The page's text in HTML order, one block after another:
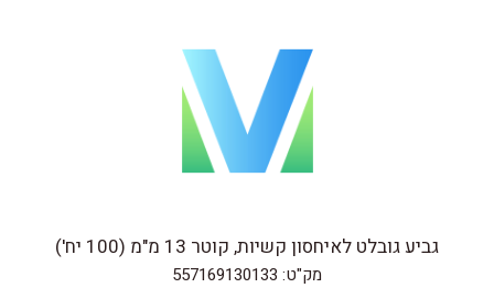
גביע גובלט לאיחסון קשיות, קוטר 13 מ"מ (100 יח')
מק"ט: 557169130133